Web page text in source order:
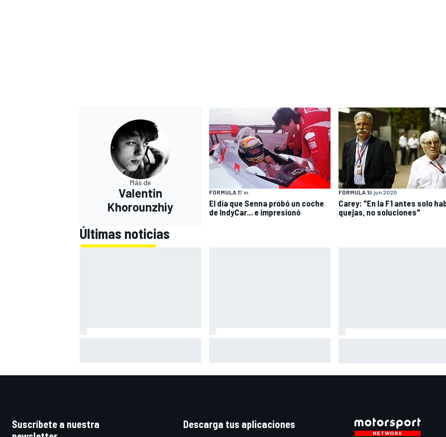
Más de
Valentin
Khorounzhiy
FÓRMULA 17 m
El día que Senna probó un coche
de IndyCar... e impresionó
FÓRMULA 19 jun 2020
Carey: "En la F1 antes solo
quejas, no soluciones"
Últimas noticias
Suscríbete a nuestra
Descarga tus aplicaciones